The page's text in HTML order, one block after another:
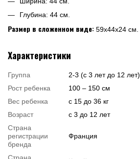
Глубина: 44 см.
Размер в сложенном виде: 59х44х24 см.
Характеристики
Группа
2-3 (с 3 лет до 12 лет)
Рост ребенка
100 – 150 см
Вес ребенка
с 15 до 36 кг
Возраст
с 3 до 12 лет
Страна
регистрации
бренда
Франция
Страна